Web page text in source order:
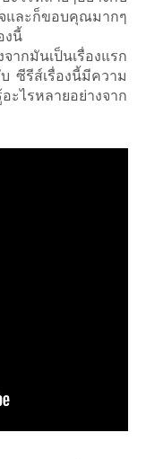
และก็ขอบคุณมากๆ
งนี้
ากมันเป็นเรื่องแรก
ซีรีส์เรื่องนี้มีความ
ะไรหลายอย่างจาก